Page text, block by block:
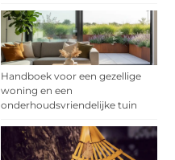
Handboek voor een gezellige
woning en een
onderhoudsvriendelijke tuin